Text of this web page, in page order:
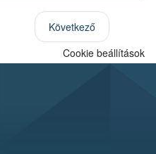
Következő
Cookie beállítások